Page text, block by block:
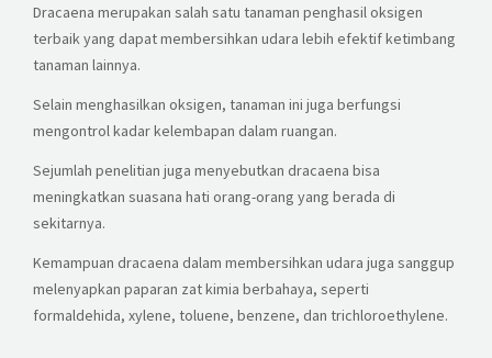
Dracaena merupakan salah satu tanaman penghasil oksigen
terbaik yang dapat membersihkan udara lebih efektif ketimbang
tanaman lainnya.
Selain menghasilkan oksigen, tanaman ini juga berfungsi
mengontrol kadar kelembapan dalam ruangan.
Sejumlah penelitian juga menyebutkan dracaena bisa
meningkatkan suasana hati orang-orang yang berada di
sekitarnya.
Kemampuan dracaena dalam membersihkan udara juga sanggup
melenyapkan paparan zat kimia berbahaya, seperti
formaldehida, xylene, toluene, benzene, dan trichloroethylene.